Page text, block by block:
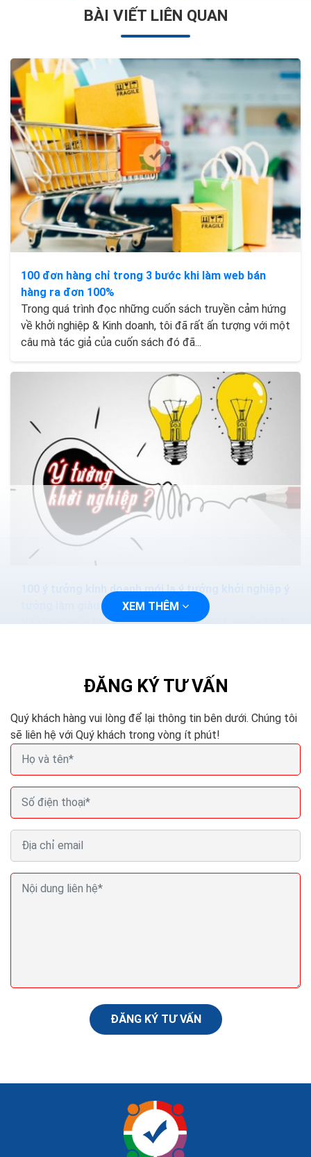
BÀI VIẾT LIÊN QUAN
100 đơn hàng chỉ trong 3 bước khi làm web bán
hàng ra đơn 100%
Trong quá trình đọc những cuốn sách truyền cảm hứng
về khởi nghiệp & Kinh doanh, tôi đã rất ấn tượng với một
câu mà tác giả của cuốn sách đó đã...
100 ý tưởng kinh doanh mới lạ ý tưởng khởi nghiệp ý
Nếu bạn muốn làm chủ cuộc sống của mình, muốn tự do
XEM THÊM
ĐĂNG KÝ TƯ VẤN
Quý khách hàng vui lòng để lại thông tin bên dưới. Chúng tôi
sẽ liên hệ với Quý khách trong vòng ít phút!
ĐĂNG KÝ TƯ VẤN